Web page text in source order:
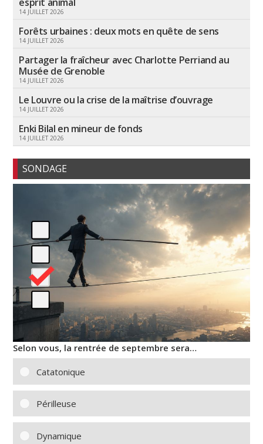
14 JUILLET 2026
Forêts urbaines : deux mots en quête de sens
14 JUILLET 2026
Partager la fraîcheur avec Charlotte Perriand au
Musée de Grenoble
14 JUILLET 2026
Le Louvre ou la crise de la maîtrise d’ouvrage
14 JUILLET 2026
Enki Bilal en mineur de fonds
14 JUILLET 2026
SONDAGE
Selon vous, la rentrée de septembre sera…
Catatonique
Périlleuse
Dynamique